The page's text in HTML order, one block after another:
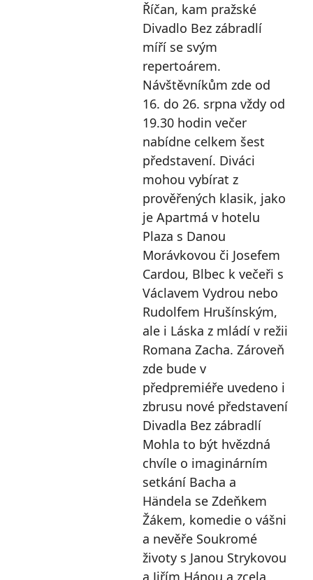
Říčan, kam pražské
Divadlo Bez zábradlí
míří se svým
repertoárem.
Návštěvníkům zde od
16. do 26. srpna vždy od
19.30 hodin večer
nabídne celkem šest
představení. Diváci
mohou vybírat z
prověřených klasik, jako
je Apartmá v hotelu
Plaza s Danou
Morávkovou či Josefem
Cardou, Blbec k večeři s
Václavem Vydrou nebo
Rudolfem Hrušínským,
ale i Láska z mládí v režii
Romana Zacha. Zároveň
zde bude v
předpremiéře uvedeno i
zbrusu nové představení
Divadla Bez zábradlí
Mohla to být hvězdná
chvíle o imaginárním
setkání Bacha a
Händela se Zdeňkem
Žákem, komedie o vášni
a nevěře Soukromé
životy s Janou Strykovou